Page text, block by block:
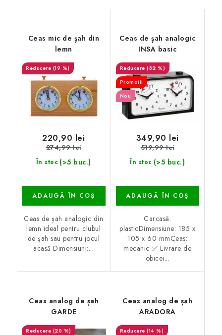
Ceas mic de șah din
lemn
(19 %)
În stoc (>5 buc.)
220,90 lei
274,99 lei
ADAUGĂ ÎN COŞ
Ceas de șah analogic din
lemn ideal pentru clubul
de șah sau pentru jocul
acasă Dimensiuni:...
Ceas de șah analogic
INSA basic
(32 %)
Promotii
Nou
În stoc (>5 buc.)
349,90 lei
519,99 lei
ADAUGĂ ÎN COŞ
Carcasă:
plasticDimensiune: 185 x
105 x 60 mmCeas:
mecanic ✅ Livrare de
obicei...
Ceas analog de șah
GARDE
(20 %)
Ceas analog de șah
ARADORA
(14 %)